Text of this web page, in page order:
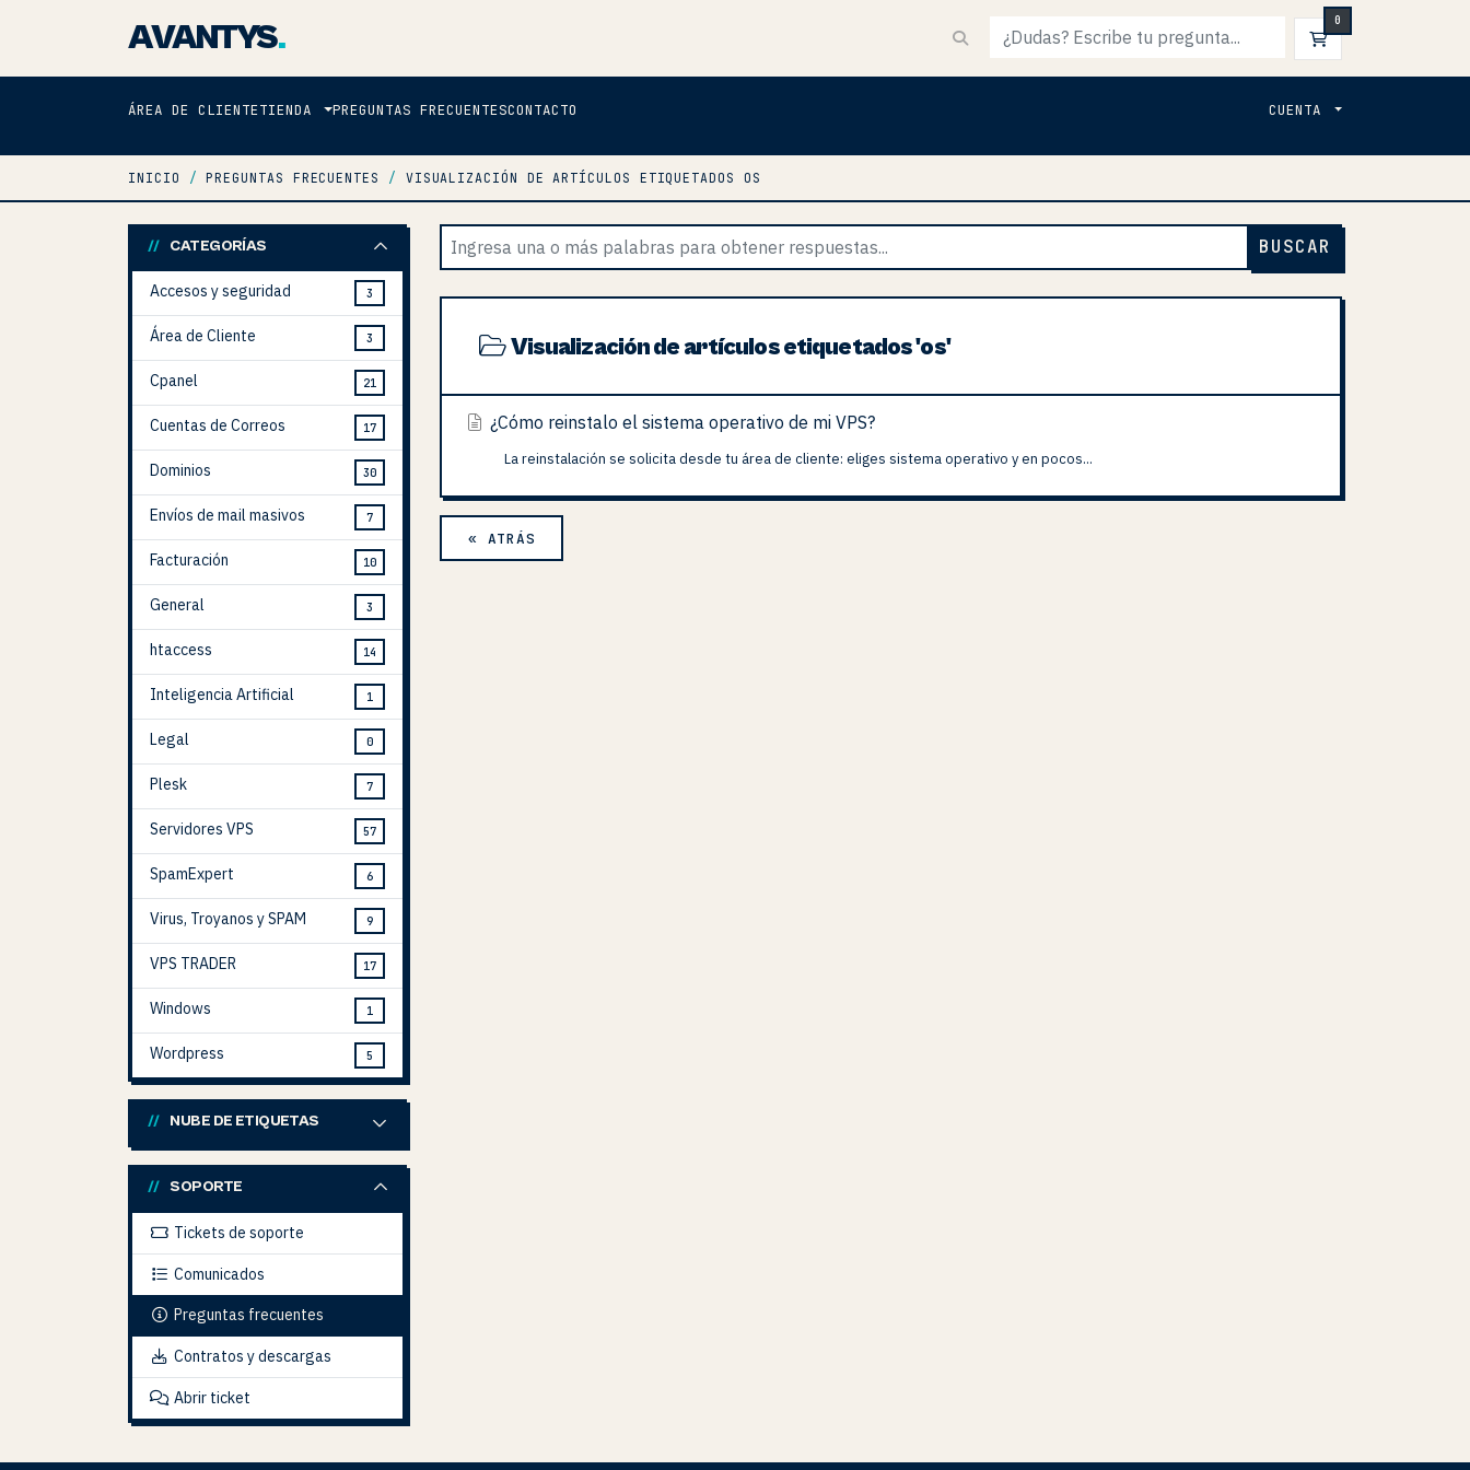
AVANTYS. 0
CARRO DE
ÁREA DE CLIENTETIENDA PREGUNTAS FRECUENTESCONTACTO CUENTA
INICIO PREGUNTAS FRECUENTES VISUALIZACIÓN DE ARTÍCULOS ETIQUETADOS OS
CATEGORÍAS
Accesos y seguridad 3
Área de Cliente 3
Cpanel 21
Cuentas de Correos 17
Dominios 30
Envíos de mail masivos 7
Facturación 10
General 3
htaccess 14
Inteligencia Artificial 1
Legal 0
Plesk 7
Servidores VPS 57
SpamExpert 6
Virus, Troyanos y SPAM 9
VPS TRADER 17
Windows 1
Wordpress 5
NUBE DE ETIQUETAS
SOPORTE
Tickets de soporte
Comunicados
Preguntas frecuentes
Contratos y descargas
Abrir ticket
BUSCAR
Visualización de artículos etiquetados 'os'
¿Cómo reinstalo el sistema operativo de mi VPS?
La reinstalación se solicita desde tu área de cliente: eliges sistema operativo y en pocos...
« ATRÁS